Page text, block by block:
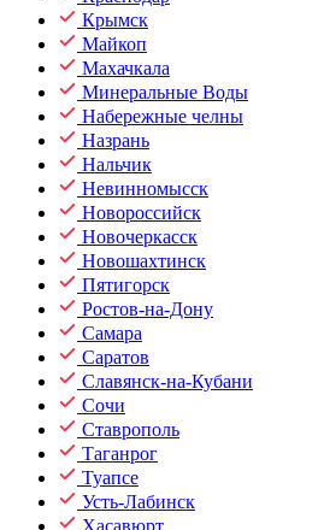
Крымск
Майкоп
Махачкала
Минеральные Воды
Набережные челны
Назрань
Нальчик
Невинномысск
Новороссийск
Новочеркасск
Новошахтинск
Пятигорск
Ростов-на-Дону
Самара
Саратов
Славянск-на-Кубани
Сочи
Ставрополь
Таганрог
Туапсе
Усть-Лабинск
Хасавюрт